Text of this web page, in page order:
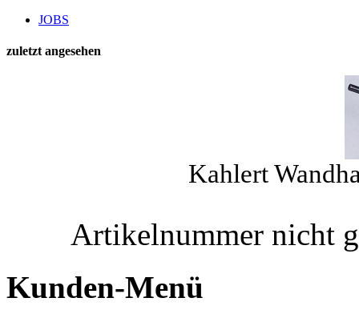
JOBS
zuletzt angesehen
Kahlert
Artikelnummer nicht
Kunden-Menü